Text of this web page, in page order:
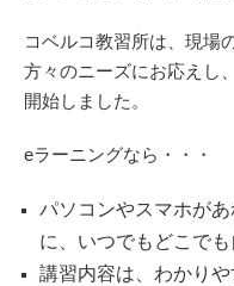
コベルコ教習所は、現場
方々のニーズにお応えし
開始しました。
eラーニングなら・・・
パソコンやスマホが
に、いつでもどこでも
講習内容は、わかり